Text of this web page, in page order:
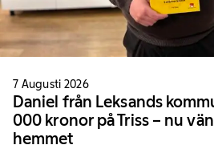
7 Augusti 2026
Daniel från Leksands
000 kronor på Triss – nu
hemmet